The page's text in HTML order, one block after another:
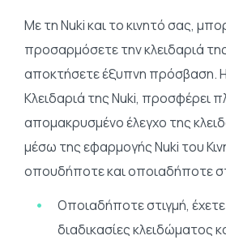
Με τη Nuki και το κινητό σας,
προσαρμόσετε την κλειδαριά
αποκτήσετε έξυπνη πρόσβαση.
Κλειδαριά της Νuki, προσφέρει
απομακρυσμένο έλεγχο της
μέσω της εφαρμογής Nuki του
οπουδήποτε και οποιαδήποτε
Οποιαδήποτε στιγμή,
διαδικασίες κλειδώματος